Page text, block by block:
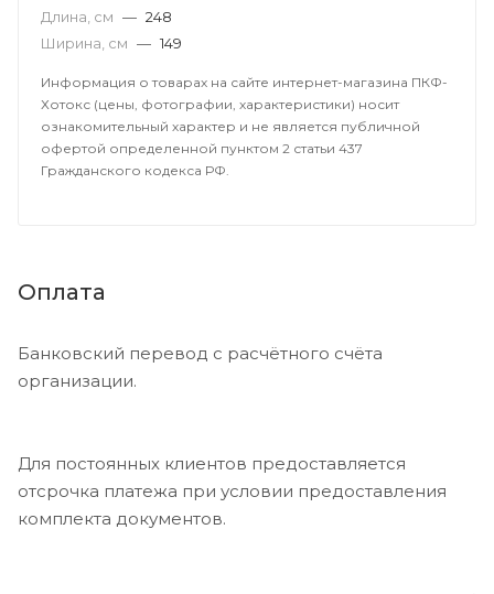
Длина, см — 248
Ширина, см — 149
Информация о товарах на сайте интернет-магазина ПКФ-
Хотокс (цены, фотографии, характеристики) носит
ознакомительный характер и не является публичной
офертой определенной пунктом 2 статьи 437
Гражданского кодекса РФ.
Оплата
Банковский перевод с расчётного счёта
организации.
Для постоянных клиентов предоставляется
отсрочка платежа при условии предоставления
комплекта документов.